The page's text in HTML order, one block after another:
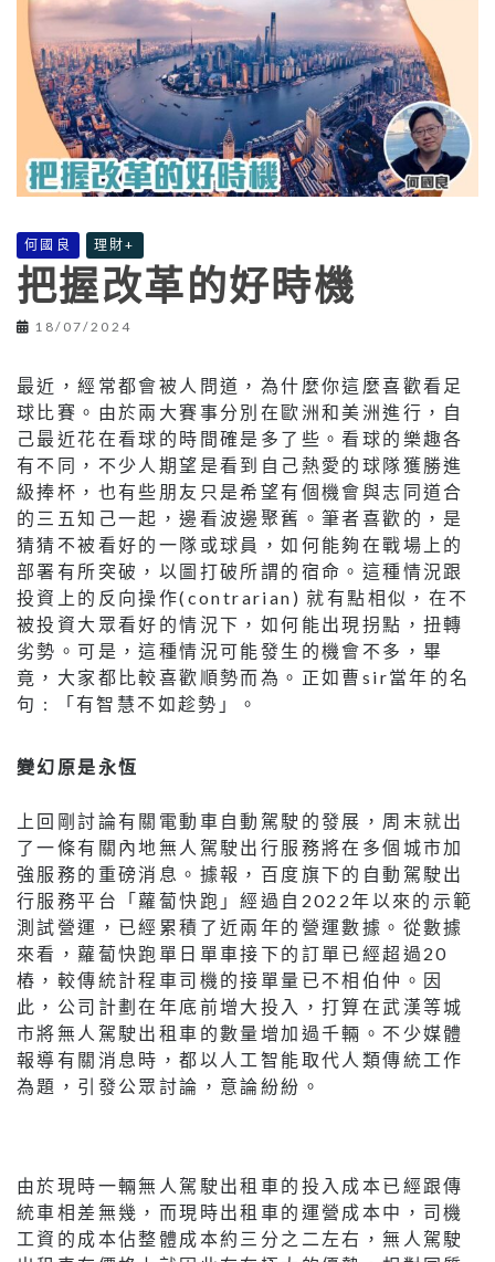
何國良 理財+
把握改革的好時機
18/07/2024
最近，經常都會被人問道，為什麼你這麼喜歡看足
球比賽。由於兩大賽事分別在歐洲和美洲進行，自
己最近花在看球的時間確是多了些。看球的樂趣各
有不同，不少人期望是看到自己熱愛的球隊獲勝進
級捧杯，也有些朋友只是希望有個機會與志同道合
的三五知己一起，邊看波邊聚舊。筆者喜歡的，是
猜猜不被看好的一隊或球員，如何能夠在戰場上的
部署有所突破，以圖打破所謂的宿命。這種情況跟
投資上的反向操作(contrarian) 就有點相似，在不
被投資大眾看好的情況下，如何能出現拐點，扭轉
劣勢。可是，這種情況可能發生的機會不多，畢
竟，大家都比較喜歡順勢而為。正如曹sir當年的名
句 : 「有智慧不如趁勢」。
變幻原是永恆
上回剛討論有關電動車自動駕駛的發展，周末就出
了一條有關內地無人駕駛出行服務將在多個城市加
強服務的重磅消息。據報，百度旗下的自動駕駛出
行服務平台「蘿蔔快跑」經過自2022年以來的示範
測試營運，已經累積了近兩年的營運數據。從數據
來看，蘿蔔快跑單日單車接下的訂單已經超過20
樁，較傳統計程車司機的接單量已不相伯仲。因
此，公司計劃在年底前增大投入，打算在武漢等城
市將無人駕駛出租車的數量增加過千輛。不少媒體
報導有關消息時，都以人工智能取代人類傳統工作
為題，引發公眾討論，意論紛紛。
由於現時一輛無人駕駛出租車的投入成本已經跟傳
統車相差無幾，而現時出租車的運營成本中，司機
工資的成本佔整體成本約三分之二左右，無人駕駛